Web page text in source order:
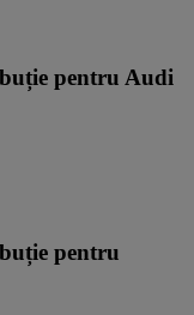
pentru Audi
pentru